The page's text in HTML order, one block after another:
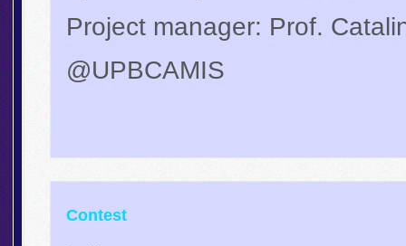
Project manager: Prof.
@UPBCAMIS
Contest